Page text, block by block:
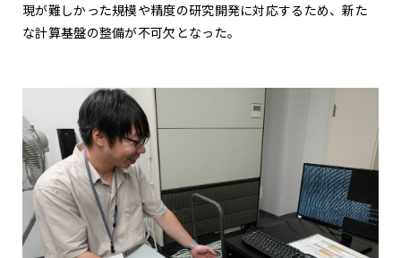
現が難しかった規模や精度の研究開発に対応するため、新た
な計算基盤の整備が不可欠となった。